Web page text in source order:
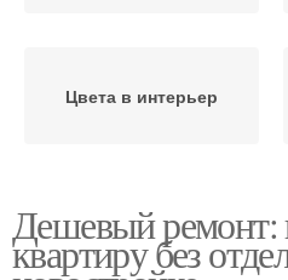
Цвета в интерьер
Бело-бирюзовый
интерьер
Дешевый ремонт:
квартиру без